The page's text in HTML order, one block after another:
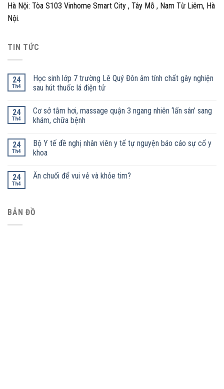
Hà Nội: Tòa S103 Vinhome Smart City , Tây Mỗ , Nam Từ Liêm, Hà
Nội.
TIN TỨC
24
Th4
Học sinh lớp 7 trường Lê Quý Đôn âm tính chất gây nghiện
sau hút thuốc lá điện tử
24
Th4
Cơ sở tắm hơi, massage quận 3 ngang nhiên ‘lấn sân’ sang
khám, chữa bệnh
24
Th4
Bộ Y tế đề nghị nhân viên y tế tự nguyện báo cáo sự cố y
khoa
24
Th4
Ăn chuối để vui vẻ và khỏe tim?
BẢN ĐỒ